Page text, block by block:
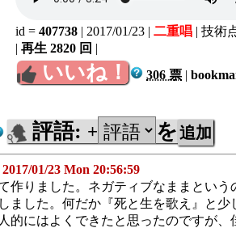
id = 407738 | 2017/01/23 | 二重唱 | 技術
| 再生 2820 回 |
いいね！ 306 票 |
評語: + を
01/23 Mon 20:56:59
作りました。ネガティブなままという
ました。何だか『死と生を歌え』と少
にはよくできたと思ったのですが、